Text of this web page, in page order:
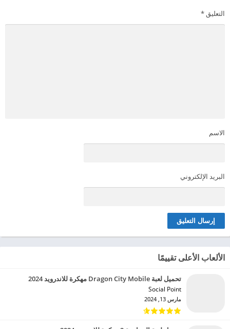
التعليق*
الاسم
البريد الإلكتروني
الألعاب الأعلى تقييمًا
تحميل لعبة Dragon City Mobile مهكرة للاندرويد 2024
Social Point‏
مارس 13, 2024